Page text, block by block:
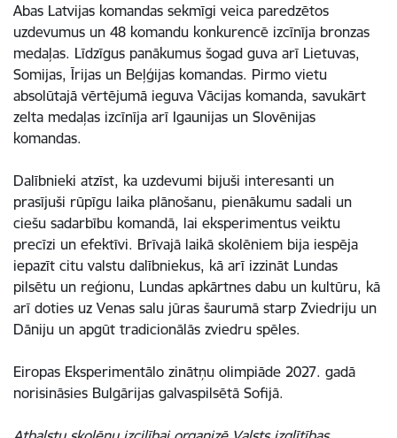
Abas Latvijas komandas sekmīgi veica paredzētos
uzdevumus un 48 komandu konkurencē izcīnīja bronzas
medaļas. Līdzīgus panākumus šogad guva arī Lietuvas,
Somijas, Īrijas un Beļģijas komandas. Pirmo vietu
absolūtajā vērtējumā ieguva Vācijas komanda, savukārt
zelta medaļas izcīnīja arī Igaunijas un Slovēnijas
komandas.
Dalībnieki atzīst, ka uzdevumi bijuši interesanti un
prasījuši rūpīgu laika plānošanu, pienākumu sadali un
ciešu sadarbību komandā, lai eksperimentus veiktu
precīzi un efektīvi. Brīvajā laikā skolēniem bija iespēja
iepazīt citu valstu dalībniekus, kā arī izzināt Lundas
pilsētu un reģionu, Lundas apkārtnes dabu un kultūru, kā
arī doties uz Venas salu jūras šaurumā starp Zviedriju un
Dāniju un apgūt tradicionālās zviedru spēles.
Eiropas Eksperimentālo zinātņu olimpiāde 2027. gadā
norisināsies Bulgārijas galvaspilsētā Sofijā.